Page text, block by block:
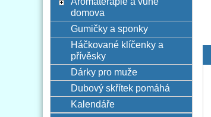
domova
Gumičky a sponky
Háčkované klíčenky a
přívěsky
Dárky pro muže
Dubový skřítek pomáhá
Kalendáře